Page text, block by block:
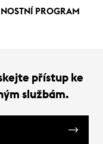
PROGRAM
přístup ke
službám.